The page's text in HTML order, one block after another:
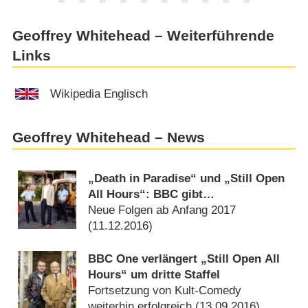
Geoffrey Whitehead – Weiterführende
Links
Wikipedia Englisch
Geoffrey Whitehead – News
„Death in Paradise“ und „Still Open
All Hours“: BBC gibt
Staffelstarttermine bekannt
Neue Folgen ab Anfang 2017
(11.12.2016)
BBC One verlängert „Still Open All
Hours“ um dritte Staffel
Fortsetzung von Kult-Comedy